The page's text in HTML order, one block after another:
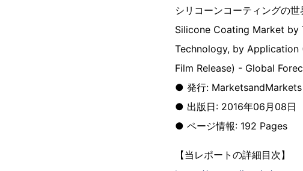
シリコーンコーティングの
Silicone Coating Market by
Technology, by Application
Film Release) - Global
● 発行: MarketsandMarkets
● 出版日: 2016年06月08日
● ページ情報: 192 Pages
【当レポートの詳細目次】